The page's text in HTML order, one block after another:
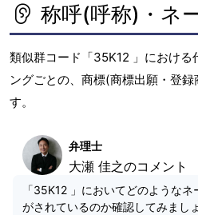
称呼(呼称)・ネ
類似群コード「35K12 」における
ングごとの、商標(商標出願・登
す。
弁理士
大瀬 佳之のコメント
「35K12 」においてどのような
がされているのか確認してみまし